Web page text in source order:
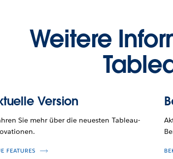
Weitere
Version
Sie mehr über die neuesten Tableau-
FEATURES